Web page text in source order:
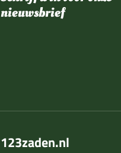
nieuwsbrief
123zaden.nl